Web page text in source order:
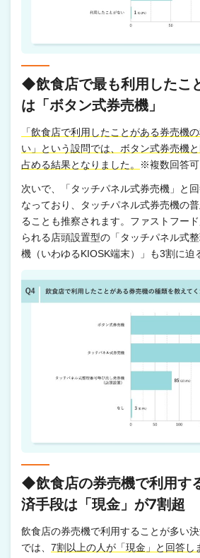
◆飲食店で最も利用したこ
は「ボタン式券売機」
「飲食店で利用したことがある券売機
い」という設問では、ボタン式券売機
占める結果となりました。
※複数回答可
次いで、「タッチパネル式券売機」と
なっており、タッチパネル式券売機の
ることも推察されます。ファストフー
られる店頭設置型の「タッチパネル式
機（いわゆるKIOSK端末）」も3割に迫
◆飲食店の券売機で利用す
済手段は「現金」が7割超
飲食店の券売機で利用することが多い
では、 7割以上の人が「現金」と回答し